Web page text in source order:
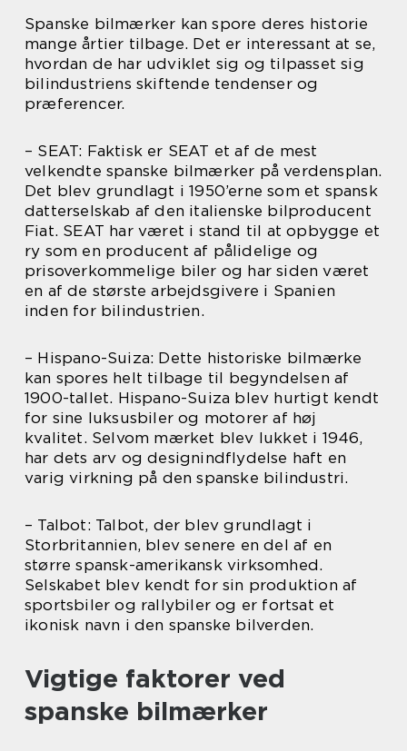
Spanske bilmærker kan spore deres historie
mange årtier tilbage. Det er interessant at se,
hvordan de har udviklet sig og tilpasset sig
bilindustriens skiftende tendenser og
præferencer.
– SEAT: Faktisk er SEAT et af de mest
velkendte spanske bilmærker på verdensplan.
Det blev grundlagt i 1950’erne som et spansk
datterselskab af den italienske bilproducent
Fiat. SEAT har været i stand til at opbygge et
ry som en producent af pålidelige og
prisoverkommelige biler og har siden været
en af de største arbejdsgivere i Spanien
inden for bilindustrien.
– Hispano-Suiza: Dette historiske bilmærke
kan spores helt tilbage til begyndelsen af
1900-tallet. Hispano-Suiza blev hurtigt kendt
for sine luksusbiler og motorer af høj
kvalitet. Selvom mærket blev lukket i 1946,
har dets arv og designindflydelse haft en
varig virkning på den spanske bilindustri.
– Talbot: Talbot, der blev grundlagt i
Storbritannien, blev senere en del af en
større spansk-amerikansk virksomhed.
Selskabet blev kendt for sin produktion af
sportsbiler og rallybiler og er fortsat et
ikonisk navn i den spanske bilverden.
Vigtige faktorer ved
spanske bilmærker